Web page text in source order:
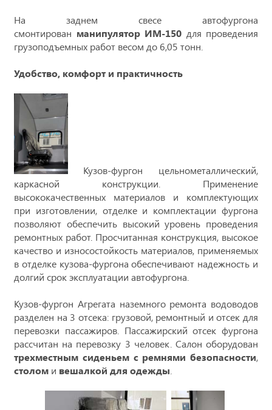
На заднем свесе автофургона
смонтирован манипулятор ИМ-150 для проведения
грузоподъемных работ весом до 6,05 тонн.
Удобство, комфорт и практичность
Кузов-фургон цельнометаллический,
каркасной конструкции. Применение
высококачественных материалов и комплектующих
при изготовлении, отделке и комплектации фургона
позволяют обеспечить высокий уровень проведения
ремонтных работ. Просчитанная конструкция, высокое
качество и износостойкость материалов, применяемых
в отделке кузова-фургона обеспечивают надежность и
долгий срок эксплуатации автофургона.
Кузов-фургон Агрегата наземного ремонта водоводов
разделен на 3 отсека: грузовой, ремонтный и отсек для
перевозки пассажиров. Пассажирский отсек фургона
рассчитан на перевозку 3 человек. Салон оборудован
трехместным сиденьем с ремнями безопасности,
столом и вешалкой для одежды